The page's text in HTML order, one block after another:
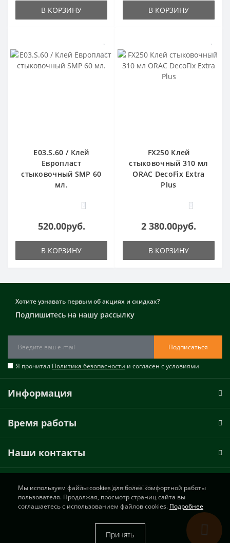
В КОРЗИНУ В КОРЗИНУ
E03.S.60 / Клей
Европласт
стыковочный SMP 60
мл.
0
520.00руб.
В КОРЗИНУ
FX250 Клей
стыковочный 310 мл
ORAC DecoFix Extra
Plus
0
2 380.00руб.
В КОРЗИНУ
Хотите узнавать первым об акциях и скидках?
Подпишитесь на нашу рассылку
Подписаться
Я прочитал Политика безопасности и согласен с условиями
Информация
Время работы
Наши контакты
Лепнина у Милы © 2026
Мы используем файлы cookies для более комфортной работы
пользователя. Продолжая, просмотр страниц сайта вы
соглашаетесь с использованием файлов cookies. Подробнее
Принять